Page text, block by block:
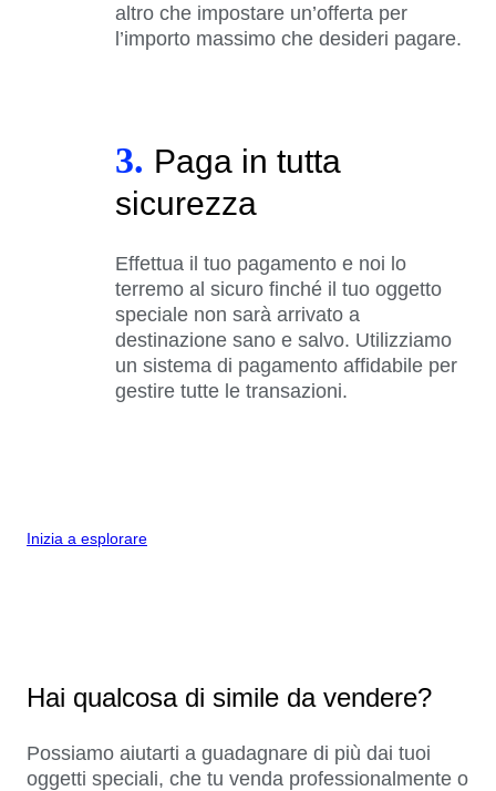
altro che impostare un’offerta per
l’importo massimo che desideri pagare.
3. Paga in tutta
sicurezza
Effettua il tuo pagamento e noi lo
terremo al sicuro finché il tuo oggetto
speciale non sarà arrivato a
destinazione sano e salvo. Utilizziamo
un sistema di pagamento affidabile per
gestire tutte le transazioni.
Inizia a esplorare
Hai qualcosa di simile da vendere?
Possiamo aiutarti a guadagnare di più dai tuoi
oggetti speciali, che tu venda professionalmente o